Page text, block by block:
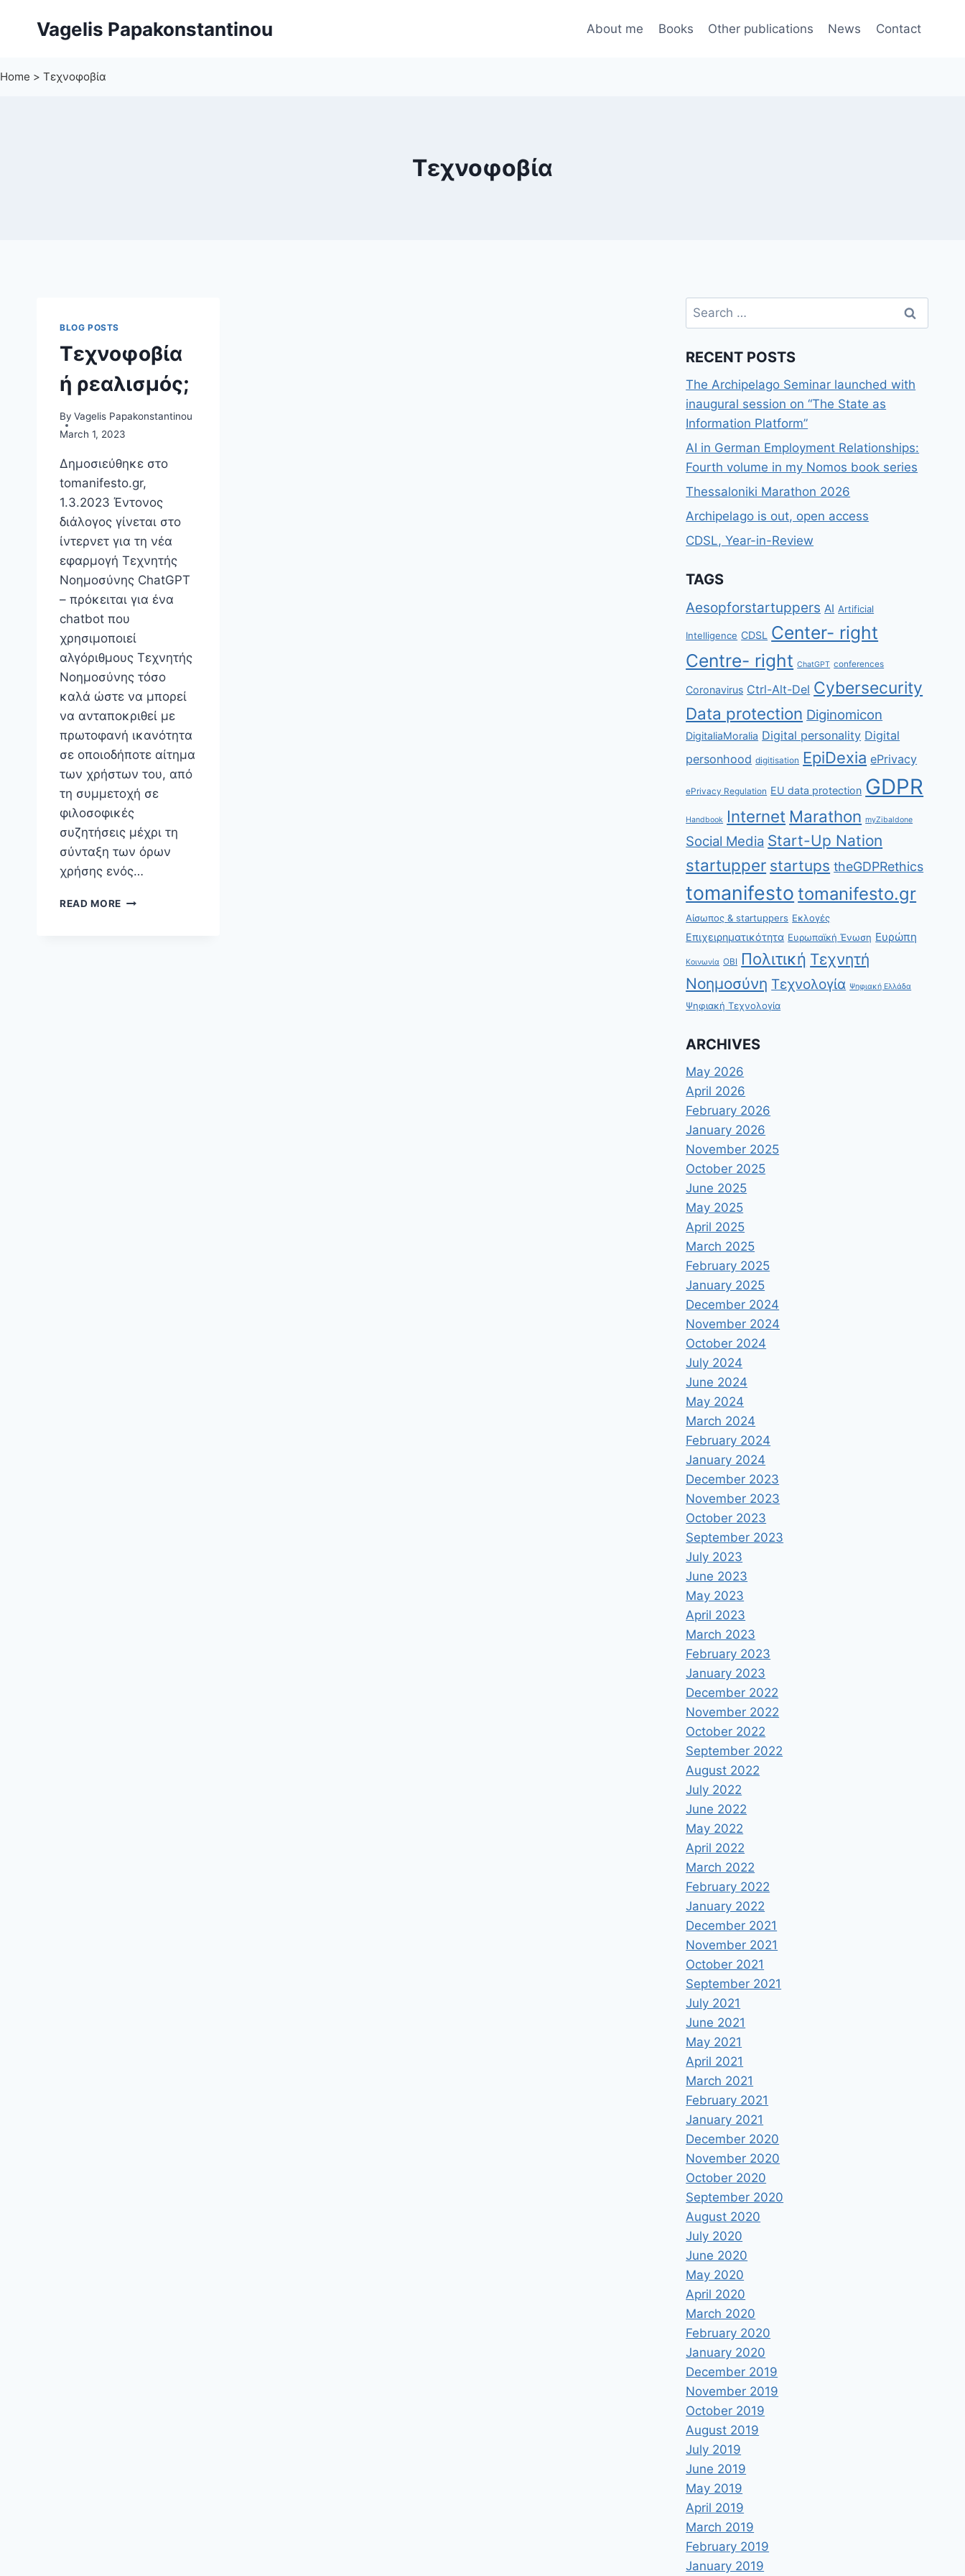
Vagelis Papakonstantinou About me Books Other publications News Contact
Home > Τεχνοφοβία
Τεχνοφοβία
BLOG POSTS
Τεχνοφοβία
ή ρεαλισμός;
By Vagelis Papakonstantinou
March 1, 2023
Δημοσιεύθηκε στο
tomanifesto.gr,
1.3.2023 Έντονος
διάλογος γίνεται στο
ίντερνετ για τη νέα
εφαρμογή Τεχνητής
Νοημοσύνης ChatGPT
– πρόκειται για ένα
chatbot που
χρησιμοποιεί
αλγόριθμους Τεχνητής
Νοημοσύνης τόσο
καλά ώστε να μπορεί
να ανταποκριθεί με
πρωτοφανή ικανότητα
σε οποιοδήποτε αίτημα
των χρήστων του, από
τη συμμετοχή σε
φιλοσοφικές
συζητήσεις μέχρι τη
σύνταξη των όρων
χρήσης ενός…
READ MORE ΤΕΧΝΟΦΟΒΊΑ
Search
for:
RECENT POSTS
The Archipelago Seminar launched with
inaugural session on “The State as
Information Platform”
AI in German Employment Relationships:
Fourth volume in my Nomos book series
Thessaloniki Marathon 2026
Archipelago is out, open access
CDSL, Year-in-Review
TAGS
Aesopforstartuppers AI Artificial
Intelligence CDSL
Center- right
Centre- right ChatGPT conferences
Coronavirus Ctrl-Alt-Del Cybersecurity
Data protection Diginomicon
DigitaliaMoralia Digital personality Digital
personhood digitisation EpiDexia ePrivacy
ePrivacy Regulation EU data protection GDPR
Handbook Internet Marathon myZibaldone
Social Media Start-Up Nation
startupper startups theGDPRethics
tomanifesto tomanifesto.gr
Αίσωπος & startuppers Εκλογές
Επιχειρηματικότητα Ευρωπαϊκή Ένωση Ευρώπη
Κοινωνία ΟΒΙ Πολιτική Τεχνητή
Νοημοσύνη Τεχνολογία Ψηφιακή Ελλάδα
Ψηφιακή Τεχνολογία
ARCHIVES
May 2026
April 2026
February 2026
January 2026
November 2025
October 2025
June 2025
May 2025
April 2025
March 2025
February 2025
January 2025
December 2024
November 2024
October 2024
July 2024
June 2024
May 2024
March 2024
February 2024
January 2024
December 2023
November 2023
October 2023
September 2023
July 2023
June 2023
May 2023
April 2023
March 2023
February 2023
January 2023
December 2022
November 2022
October 2022
September 2022
August 2022
July 2022
June 2022
May 2022
April 2022
March 2022
February 2022
January 2022
December 2021
November 2021
October 2021
September 2021
July 2021
June 2021
May 2021
April 2021
March 2021
February 2021
January 2021
December 2020
November 2020
October 2020
September 2020
August 2020
July 2020
June 2020
May 2020
April 2020
March 2020
February 2020
January 2020
December 2019
November 2019
October 2019
August 2019
July 2019
June 2019
May 2019
April 2019
March 2019
February 2019
January 2019